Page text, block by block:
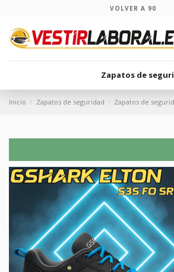
VOLVER A 90
Zapatos de
Inicio Zapatos de seguridad Zapatos de